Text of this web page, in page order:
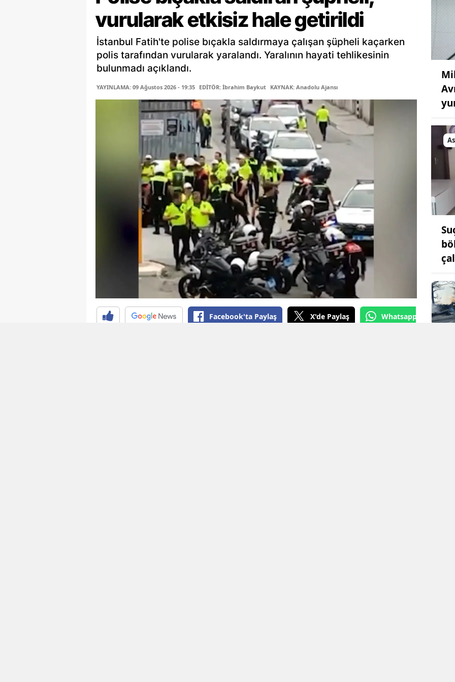
Samsun
Siirt
Sinop
Tekirdağ
Tokat
Trabzon
Tunceli
Şanlıurfa
Uşak
Van
Yozgat
Zonguldak
Aksaray
Bayburt
vurularak etkisiz hale getirildi
İstanbul Fatih'te polise bıçakla saldırmaya çalışan şüpheli kaçarken
polis tarafından vurularak yaralandı. Yaralının hayati tehlikesinin
bulunmadı açıklandı.
YAYINLAMA: 09 Ağustos 2026 - 19:35 EDİTÖR: İbrahim Baykut KAYNAK: Anadolu Ajansı
Facebook'ta Paylaş X'de Paylaş Whatsapp'tan